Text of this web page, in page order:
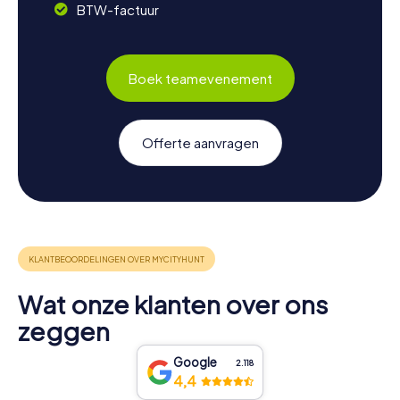
BTW-factuur
Boek teamevenement
Offerte aanvragen
Wat onze klanten over ons
zeggen
Google 2.118
4,4